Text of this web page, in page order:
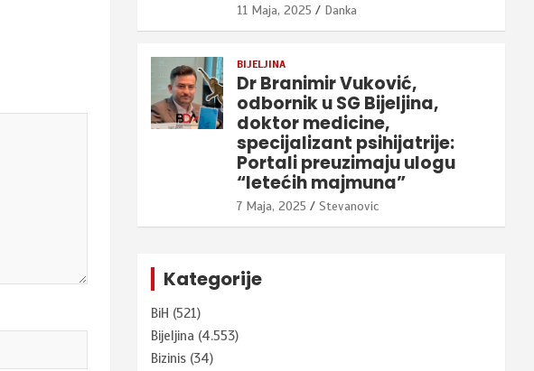
11 Maja, 2025 Danka
BIJELJINA
Dr Branimir Vuković,
odbornik u SG Bijeljina,
doktor medicine,
specijalizant psihijatrije:
Portali preuzimaju ulogu
“letećih majmuna”
7 Maja, 2025 Stevanovic
Kategorije
BiH (521)
Bijeljina (4.553)
Bizinis (34)